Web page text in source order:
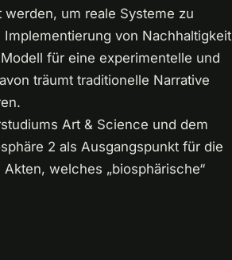
um reale Systeme zu
von Nachhaltigkeit
für eine experimentelle und
träumt traditionelle Narrative
Art & Science und dem
2 als Ausgangspunkt für die
welches „biosphärische“